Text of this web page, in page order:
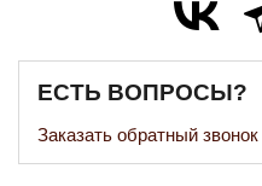
ЕСТЬ ВОПРОСЫ?
Заказать обратный звонок